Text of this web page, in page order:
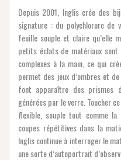
Depuis 2001, Inglis crée des
signature : du polychlorure de
feuille souple et claire qu’elle
petits éclats de matériaux
complexes à la main, ce qui
permet des jeux d’ombres et
font apparaître des prismes
générées par le verre. Toucher
flexible, souple tout comme
coupes répétitives dans la
Inglis continue à interroger le
une sorte d’autoportrait